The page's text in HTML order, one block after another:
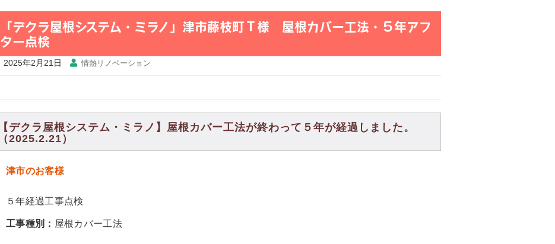
「デクラ屋根システム・ミラノ」津市藤枝町Ｔ様 屋根カバー工法・５年アフ
ター点検
2025年2月21日 情熱リノベーション
【デクラ屋根システム・ミラノ】屋根カバー工法が終わって５年が経過しました。
（2025.2.21）
津市のお客様
５年経過工事点検
工事種別： 屋根カバー工法